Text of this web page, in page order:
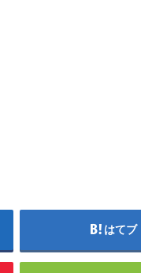
はてブ